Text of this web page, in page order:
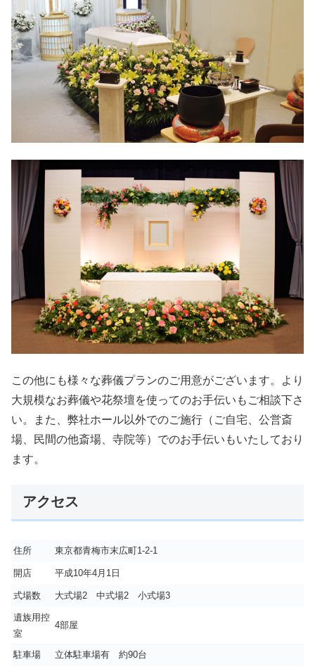
この他にも様々な葬儀プランのご用意がございます。より
大規模なお葬儀や花祭壇を使ってのお手伝いもご相談下さ
い。また、弊社ホール以外でのご施行（ご自宅、公営斎
場、民間の他斎場、寺院等）でのお手伝いもいたしており
ます。
アクセス
住所 東京都青梅市末広町1-2-1
開店 平成10年4月1日
式場数 大式場2 中式場2 小式場3
遺族用控
室
4部屋
駐車場 立体駐車場有 約90台